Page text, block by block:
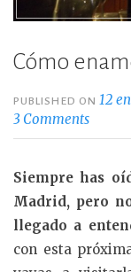
Cómo
PUBLISHED ON12
3 Comments
Siempre has
Madrid, pero
llegado a
con esta